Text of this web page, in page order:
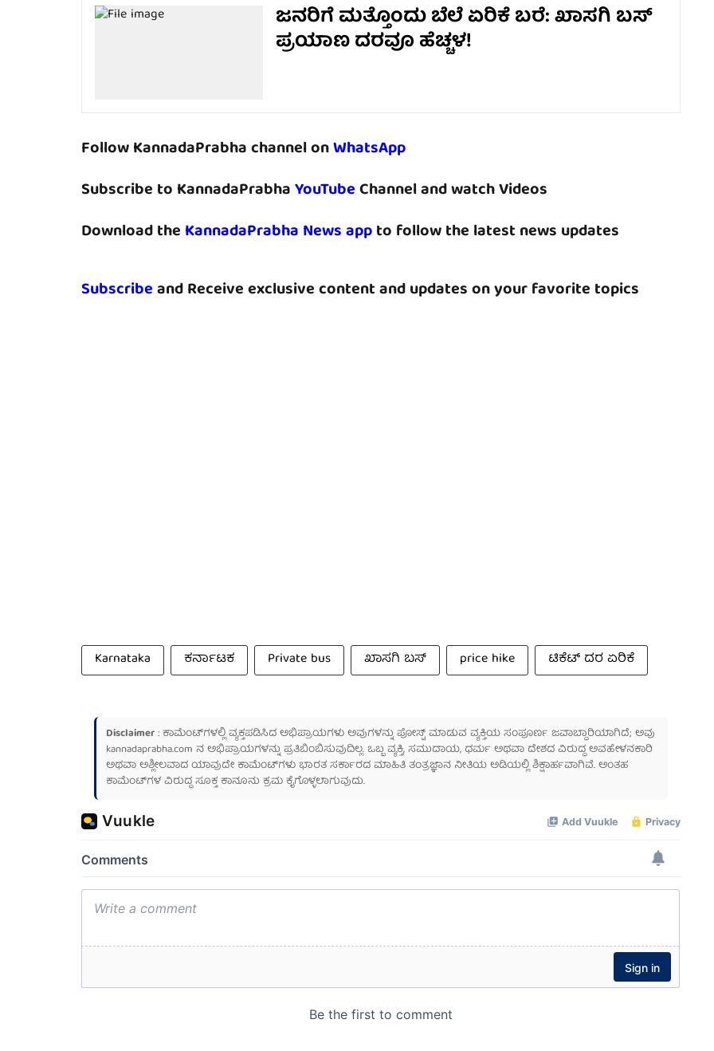
ಜನರಿಗೆ ಮತ್ತೊಂದು ಬೆಲೆ ಏರಿಕೆ ಬರೆ​​: ಖಾಸಗಿ ಬಸ್​​
ಪ್ರಯಾಣ​​ ದರವೂ ಹೆಚ್ಚಳ!
Follow KannadaPrabha channel onWhatsApp
Subscribe to KannadaPrabhaYouTubeChannel and watch Videos
Download the KannadaPrabha News appto follow the latest news updates
Subscribeand Receive exclusive content and updates on your favorite topics
Karnataka ಕರ್ನಾಟಕ Private bus ಖಾಸಗಿ ಬಸ್ price hike ಟಿಕೆಟ್ ದರ ಏರಿಕೆ
Disclaimer: ಕಾಮೆಂಟ್‌ಗಳಲ್ಲಿ ವ್ಯಕ್ತಪಡಿಸಿದ ಅಭಿಪ್ರಾಯಗಳು ಅವುಗಳನ್ನು ಪೋಸ್ಟ್ ಮಾಡುವ ವ್ಯಕ್ತಿಯ ಸಂಪೂರ್ಣ ಜವಾಬ್ದಾರಿಯಾಗಿದೆ; ಅವು
kannadaprabha.com ನ ಅಭಿಪ್ರಾಯಗಳನ್ನು ಪ್ರತಿಬಿಂಬಿಸುವುದಿಲ್ಲ. ಒಬ್ಬ ವ್ಯಕ್ತಿ, ಸಮುದಾಯ, ಧರ್ಮ ಅಥವಾ ದೇಶದ ವಿರುದ್ಧ ಅವಹೇಳನಕಾರಿ
ಅಥವಾ ಅಶ್ಲೀಲವಾದ ಯಾವುದೇ ಕಾಮೆಂಟ್‌ಗಳು ಭಾರತ ಸರ್ಕಾರದ ಮಾಹಿತಿ ತಂತ್ರಜ್ಞಾನ ನೀತಿಯ ಅಡಿಯಲ್ಲಿ ಶಿಕ್ಷಾರ್ಹವಾಗಿವೆ. ಅಂತಹ
ಕಾಮೆಂಟ್‌ಗಳ ವಿರುದ್ಧ ಸೂಕ್ತ ಕಾನೂನು ಕ್ರಮ ಕೈಗೊಳ್ಳಲಾಗುವುದು.